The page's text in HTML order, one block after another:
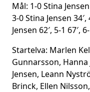
Mål: 1-0 Stina
3-0 Stina Jensen 34′,
Jensen 62′, 5-1 67′,
Startelva: Marlen
Gunnarsson,
Jensen, Leann
Brinck, Ellen